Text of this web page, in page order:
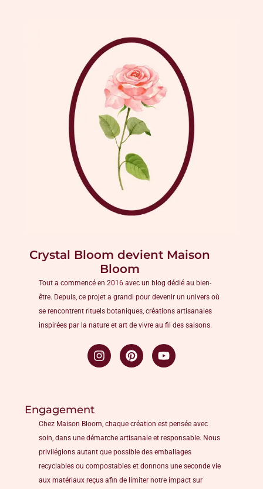
Crystal Bloom devient Maison
Bloom
Tout a commencé en 2016 avec un blog dédié au bien-
être. Depuis, ce projet a grandi pour devenir un univers où
se rencontrent rituels botaniques, créations artisanales
inspirées par la nature et art de vivre au fil des saisons.
Engagement
Chez Maison Bloom, chaque création est pensée avec
soin, dans une démarche artisanale et responsable. Nous
privilégions autant que possible des emballages
recyclables ou compostables et donnons une seconde vie
aux matériaux reçus afin de limiter notre impact sur